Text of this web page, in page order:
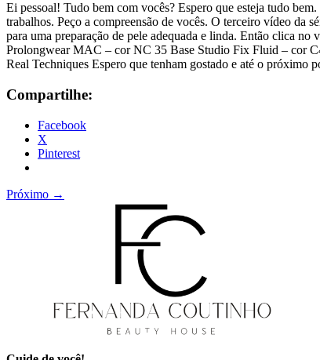
Ei pessoal! Tudo bem com vocês? Espero que esteja tudo
trabalhos. Peço a compreensão de vocês. O terceiro vídeo da
para uma preparação de pele adequada e linda. Então clica
Prolongwear MAC – cor NC 35 Base Studio Fix Fluid – cor
Real Techniques Espero que tenham gostado e até o próximo
Compartilhe:
Facebook
X
Pinterest
Próximo →